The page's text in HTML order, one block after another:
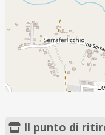
Il punto di